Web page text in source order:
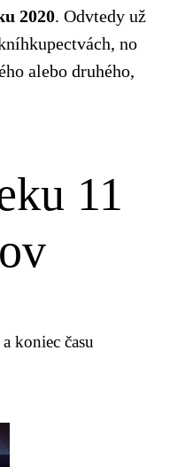
2020. Odvtedy už
no
alebo druhého,
11
koniec času